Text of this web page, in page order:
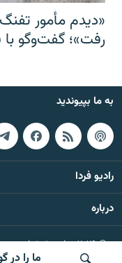
ما را در
«دیدم مأمور
رفت»؛ گفت‌و‌گو با
به ما بپیوندید
رادیو فردا
درباره
© ۲۰۲۶ تمام حقوق
محفوظ است.